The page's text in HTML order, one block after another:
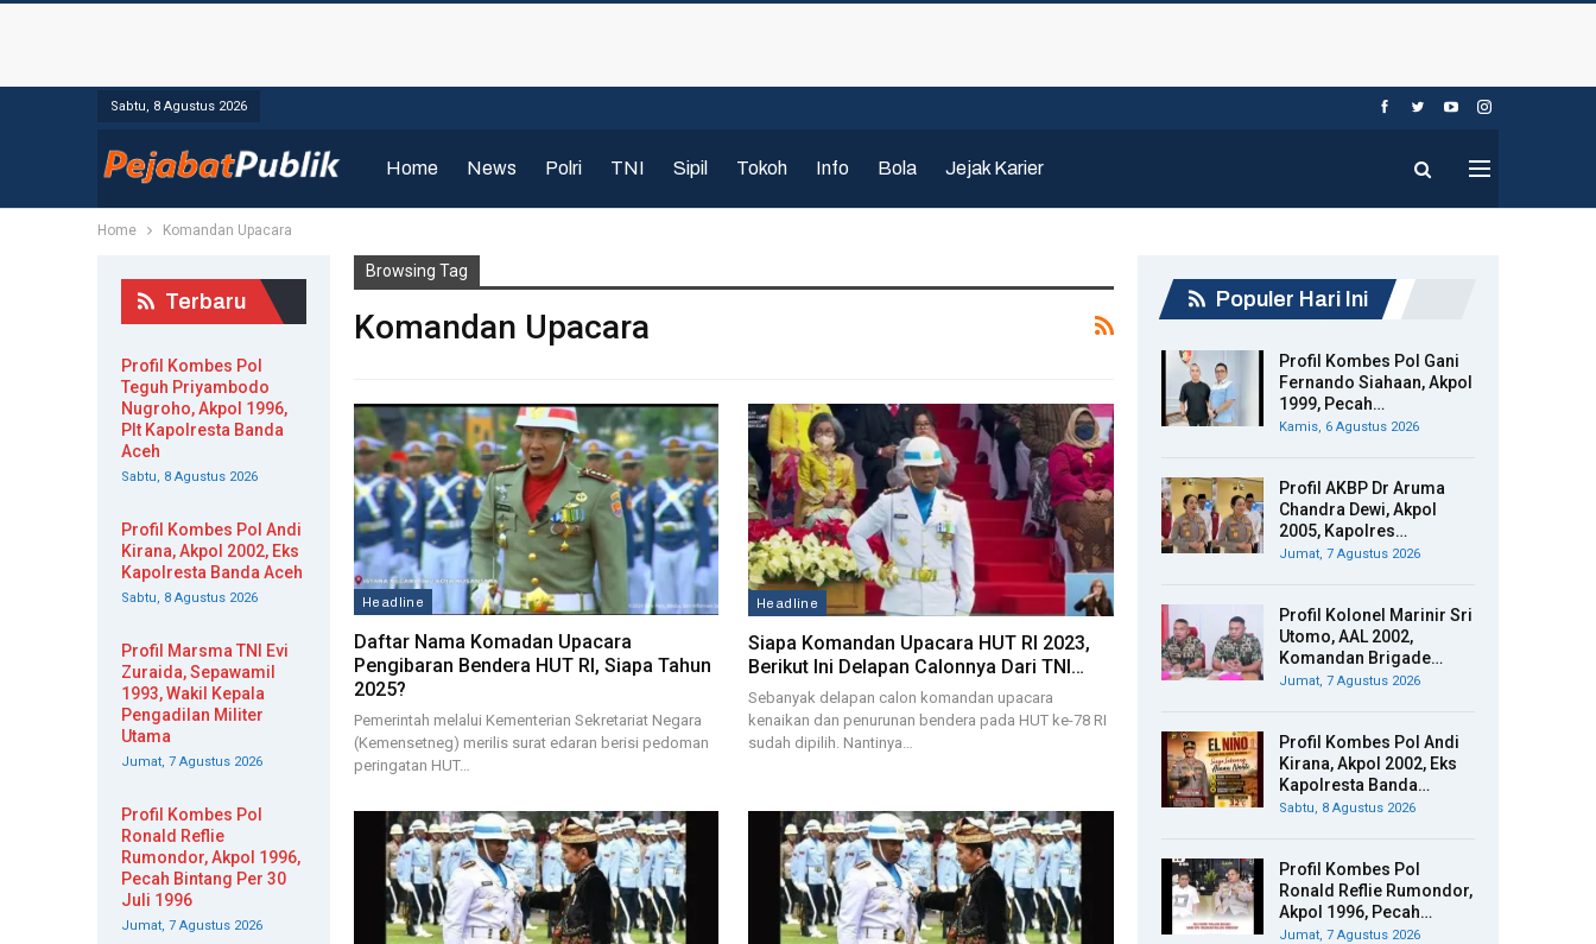
Sabtu, 8 Agustus 2026
Home News Polri TNI Sipil Tokoh Info Bola Jejak Karier
Home Komandan Upacara
Browsing Tag
Komandan Upacara
Headline
Daftar Nama Komadan Upacara
Pengibaran Bendera HUT RI, Siapa Tahun
2025?
Pemerintah melalui Kementerian Sekretariat Negara
(Kemensetneg) merilis surat edaran berisi pedoman
peringatan HUT…
Headline
Siapa Komandan Upacara HUT RI 2023,
Berikut Ini Delapan Calonnya Dari TNI…
Sebanyak delapan calon komandan upacara
kenaikan dan penurunan bendera pada HUT ke-78 RI
sudah dipilih. Nantinya…
Populer Hari Ini
Profil Kombes Pol Gani
Fernando Siahaan, Akpol
1999, Pecah…
Kamis, 6 Agustus 2026
Profil AKBP Dr Aruma
Chandra Dewi, Akpol
2005, Kapolres…
Jumat, 7 Agustus 2026
Profil Kolonel Marinir Sri
Utomo, AAL 2002,
Komandan Brigade…
Jumat, 7 Agustus 2026
Profil Kombes Pol Andi
Kirana, Akpol 2002, Eks
Kapolresta Banda…
Sabtu, 8 Agustus 2026
Profil Kombes Pol
Ronald Reflie Rumondor,
Akpol 1996, Pecah…
Jumat, 7 Agustus 2026
Terbaru
Profil Kombes Pol
Teguh Priyambodo
Nugroho, Akpol 1996,
Plt Kapolresta Banda
Aceh
Sabtu, 8 Agustus 2026
Profil Kombes Pol Andi
Kirana, Akpol 2002, Eks
Kapolresta Banda Aceh
Sabtu, 8 Agustus 2026
Profil Marsma TNI Evi
Zuraida, Sepawamil
1993, Wakil Kepala
Pengadilan Militer
Utama
Jumat, 7 Agustus 2026
Profil Kombes Pol
Ronald Reflie
Rumondor, Akpol 1996,
Pecah Bintang Per 30
Juli 1996
Jumat, 7 Agustus 2026